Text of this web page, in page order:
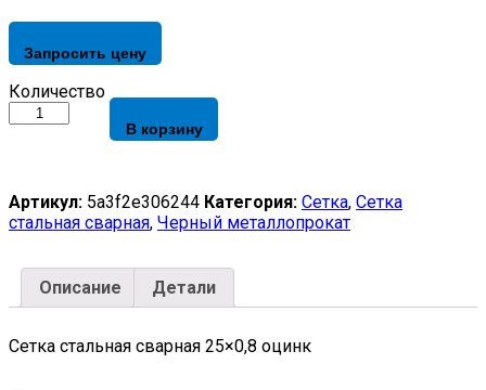
Запросить цену
Сетка
стальная
quantity
Количество
В корзину
Артикул: 5a3f2e306244 Категория: Сетка, Сетка
стальная сварная, Черный металлопрокат
Описание Детали
Сетка стальная сварная 25×0,8 оцинк